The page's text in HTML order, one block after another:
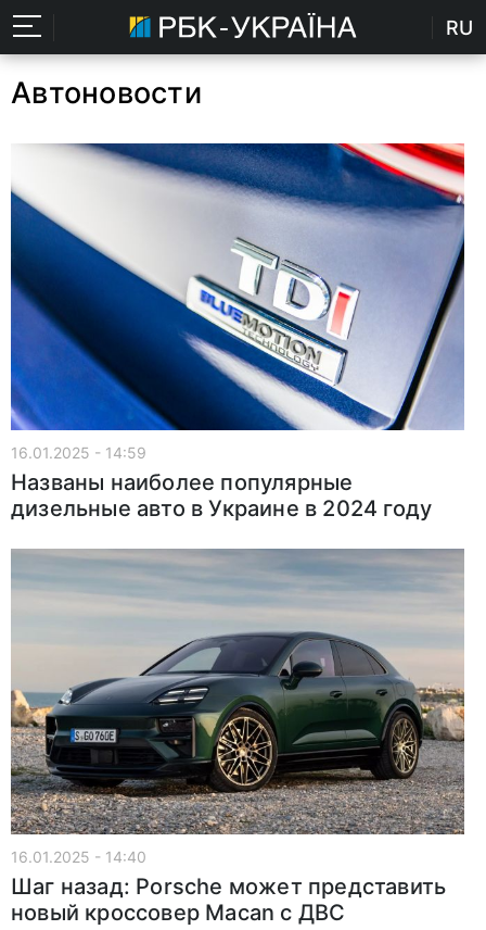
RU
Автоновости
16.01.2025 - 14:59
Названы наиболее популярные
дизельные авто в Украине в 2024 году
16.01.2025 - 14:40
Шаг назад: Porsche может представить
новый кроссовер Macan с ДВС